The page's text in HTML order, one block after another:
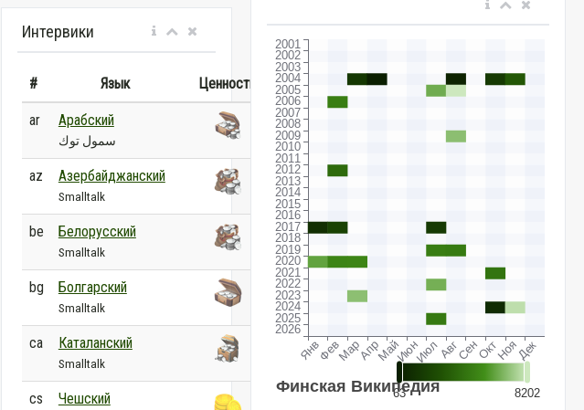
Интервики
# Язык Ценность
ar Арабский
سمول توك
az Азербайджанский
Smalltalk
be Белорусский
Smalltalk
bg Болгарский
Smalltalk
ca Каталанский
Smalltalk
cs Чешский